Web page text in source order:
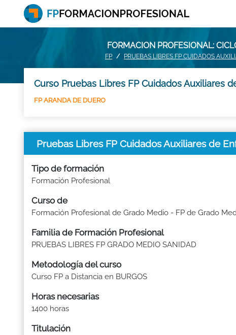
FORMACION PROFESIONAL:
FP PRUEBAS LIBRES FP CUIDADOS
Curso Pruebas Libres FP Cuidados Auxiliares
FP ARANDA DE DUERO
Pruebas Libres FP Cuidados Auxiliares de
Tipo de formación
Formación Profesional
Curso de
Formación Profesional de Grado Medio - FP de Grado
Familia de Formación Profesional
PRUEBAS LIBRES FP GRADO MEDIO SANIDAD
Metodología del curso
Curso FP a Distancia en BURGOS
Horas necesarias
1400 horas
Titulación